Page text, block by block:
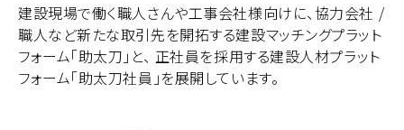
建設現場で働く職人さんや工事会社様向けに、協力会社 /
職人など新たな取引先を開拓する建設マッチングプラット
フォーム「助太刀」と、 正社員を採用する建設人材プラット
フォーム「助太刀社員」を展開しています。